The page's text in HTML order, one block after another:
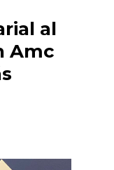
al
Amc